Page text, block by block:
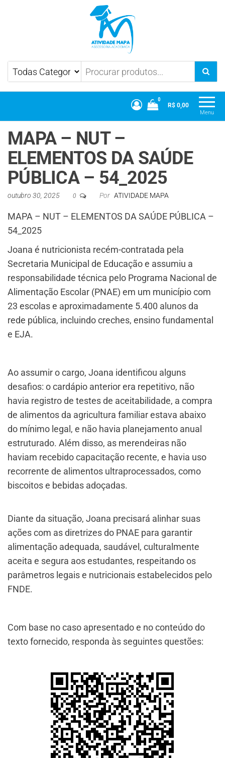
Atividade Mapa Mapa UniCesumar
Menu
0
R$ 0,00
MAPA – NUT –
ELEMENTOS DA SAÚDE
PÚBLICA – 54_2025
outubro 30, 2025 0 Por ATIVIDADE MAPA
MAPA – NUT – ELEMENTOS DA SAÚDE PÚBLICA –
54_2025
Joana é nutricionista recém-contratada pela
Secretaria Municipal de Educação e assumiu a
responsabilidade técnica pelo Programa Nacional de
Alimentação Escolar (PNAE) em um município com
23 escolas e aproximadamente 5.400 alunos da
rede pública, incluindo creches, ensino fundamental
e EJA.
Ao assumir o cargo, Joana identificou alguns
desafios: o cardápio anterior era repetitivo, não
havia registro de testes de aceitabilidade, a compra
de alimentos da agricultura familiar estava abaixo
do mínimo legal, e não havia planejamento anual
estruturado. Além disso, as merendeiras não
haviam recebido capacitação recente, e havia uso
recorrente de alimentos ultraprocessados, como
biscoitos e bebidas adoçadas.
Diante da situação, Joana precisará alinhar suas
ações com as diretrizes do PNAE para garantir
alimentação adequada, saudável, culturalmente
aceita e segura aos estudantes, respeitando os
parâmetros legais e nutricionais estabelecidos pelo
FNDE.
Com base no caso apresentado e no conteúdo do
texto fornecido, responda às seguintes questões: